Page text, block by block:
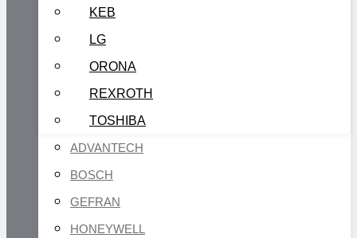
KEB
LG
ORONA
REXROTH
TOSHIBA
ADVANTECH
BOSCH
GEFRAN
HONEYWELL